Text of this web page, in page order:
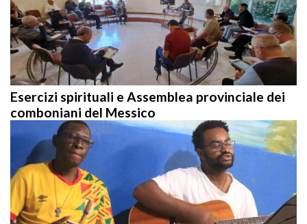
Esercizi spirituali e Assemblea provinciale dei
comboniani del Messico